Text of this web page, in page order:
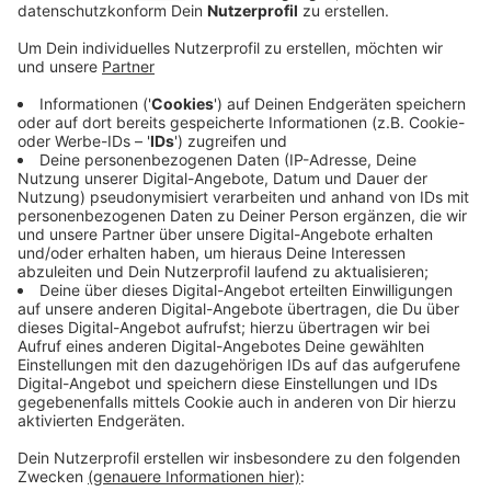
Anzeige
Hintergrund ist der Tag der Städtebauförderung. Der
Film ist eine Art virtuelle Stadtführung von einem
Bauprojekt zum nächsten. Angefangen in Hitdorf mit
dem Hafen und der Hitdorfer Straße geht es unter
anderem weiter nach Opladen über die neugestaltete
Fußgängerzone zum geplanten Quartierszentrum „Im
Hederichsfeld“. Aber auch Projekte die erst noch in
Planung sind werden gezeigt – darunter zum Beispiel
die Neugestaltung des Schlossparks Morsbroich.
Neben den Einblicken in die Projekte gibt die Stadt im
Film auch Details zu Kosten und Finanzierung. Alle
Infos und den Link zum Film findet ihr
Anzeige